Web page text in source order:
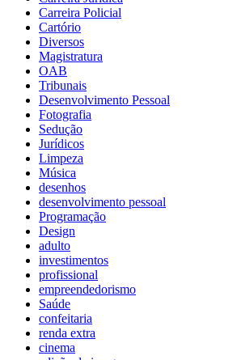
Carreira Policial
Cartório
Diversos
Magistratura
OAB
Tribunais
Desenvolvimento Pessoal
Fotografia
Sedução
Jurídicos
Limpeza
Música
desenhos
desenvolvimento pessoal
Programação
Design
adulto
investimentos
profissional
empreendedorismo
Saúde
confeitaria
renda extra
cinema